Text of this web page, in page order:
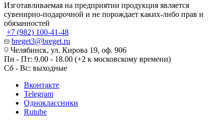
Изготавливаемая на предприятии продукция является
сувенирно-подарочной и не порождает каких-либо прав и
обязанностей
+7 (982) 100-41-48
breget3@breget.ru
Челябинск, ул. Кирова 19, оф. 906
Пн - Пт: 9.00 - 18.00 (+2 к московскому времени)
Сб - Вс: выходные
Вконтакте
Telegram
Одноклассники
Rutube